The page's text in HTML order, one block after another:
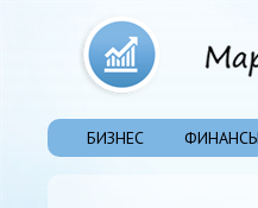
БИЗНЕС ФИНАНСЫ